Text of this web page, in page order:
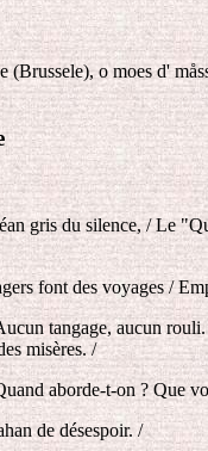
o moes d'
gris du silence, / Le
font des voyages /
tangage, aucun
misères. /
aborde-t-on ? Que
de désespoir. /